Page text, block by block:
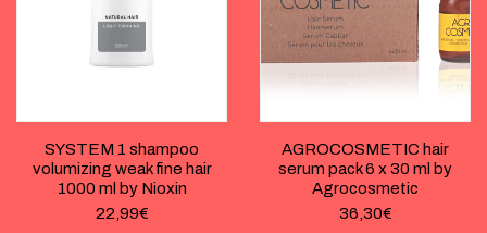
SYSTEM 1 shampoo
volumizing weak fine hair
1000 ml by Nioxin
22,99€
AGROCOSMETIC hair
serum pack 6 x 30 ml by
Agrocosmetic
36,30€